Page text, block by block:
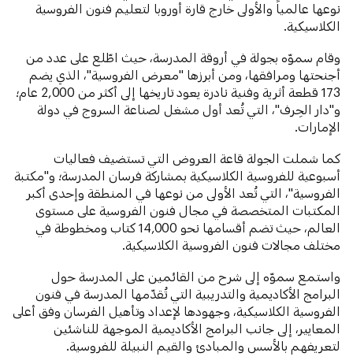
نوعها عالمياً والأولى خارج قارة أوروبا لتعليم فنون الفروسية
الكلاسيكية.
وقام سموّه بجولة في أروقة المدرسة، حيث اطّلع على عدد من
أجنحتها ومرافقها، ومن أبرزها "معرض الفروسية"، الذي يضم
173 قطعة أثرية وفنية نادرة يعود تاريخها إلى أكثر من 2,000 عام؛
و"دار الحِرف"، التي تُعد أول مشغل لصناعة السروج في دولة
الإمارات.
كما شملت الجولة قاعة العروض التي تستضيف فعاليات
أسبوعية للفروسية الكلاسيكية بمشاركة فرسان المدرسة؛ و"مكتبة
الفروسية"، التي تُعد الأولى من نوعها في المنطقة وإحدى أكبر
المكتبات المتخصصة في مجال فنون الفروسية على مستوى
العالم، حيث تضم أقسامها نحو 14,000 كتاب ومخطوطة في
مختلف مجالات فنون الفروسية الكلاسيكية.
واستمع سموّه إلى شرح من القائمين على المدرسة حول
البرامج الأكاديمية والتدريبية التي تُقدّمها المدرسة في فنون
الفروسية الكلاسيكية، وجهودها لإعداد وتأهيل الفرسان وفق أعلى
المعايير، إلى جانب البرامج الأكاديمية الموجهة للناشئين
لتعريفهم بالأسس والمبادئ والقيم النبيلة للفروسية.